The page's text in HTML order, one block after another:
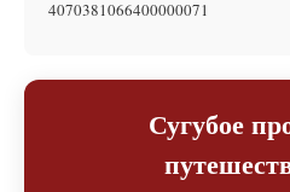
4070381066400000071
Сугубое